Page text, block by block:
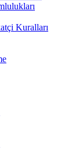
Kuralları